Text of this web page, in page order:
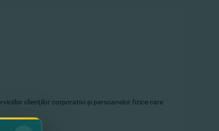
clienţilor corporativi şi persoanelor fizice care